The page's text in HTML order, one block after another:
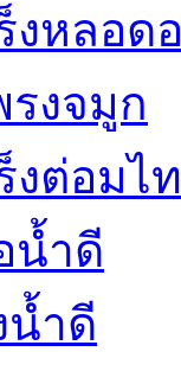
งหลอด
รงจมูก
งต่อมไ
น้ำดี
น้ำดี